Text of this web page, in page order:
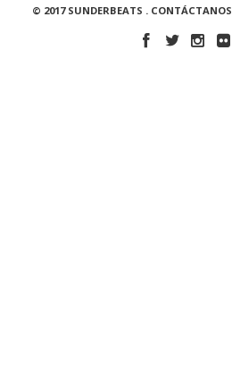
© 2017 SUNDERBEATS . CONTÁCTANOS